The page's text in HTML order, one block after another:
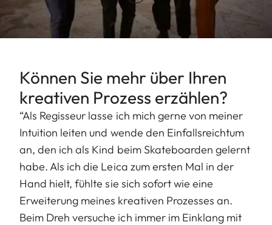
Können Sie mehr über Ihren
kreativen Prozess erzählen?
“Als Regisseur lasse ich mich gerne von meiner
Intuition leiten und wende den Einfallsreichtum
an, den ich als Kind beim Skateboarden gelernt
habe. Als ich die Leica zum ersten Mal in der
Hand hielt, fühlte sie sich sofort wie eine
Erweiterung meines kreativen Prozesses an.
Beim Dreh versuche ich immer im Einklang mit